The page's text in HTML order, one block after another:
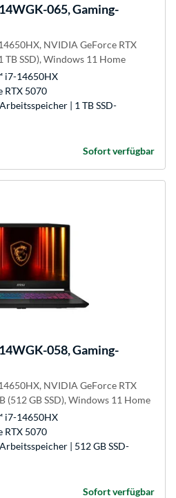
065, Gaming-
NVIDIA GeForce RTX
TB SSD), Windows 11 Home
i7-14650HX
RTX 5070
| 1 TB SSD-
Sofort verfügbar
058, Gaming-
NVIDIA GeForce RTX
(512 GB SSD), Windows 11 Home
i7-14650HX
RTX 5070
| 512 GB SSD-
Sofort verfügbar